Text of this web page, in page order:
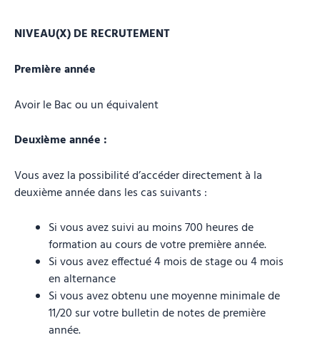
NIVEAU(X) DE RECRUTEMENT
Première année
Avoir le Bac ou un équivalent
Deuxième année :
Vous avez la possibilité d’accéder directement à la
deuxième année dans les cas suivants :
Si vous avez suivi au moins 700 heures de
formation au cours de votre première année.
Si vous avez effectué 4 mois de stage ou 4 mois
en alternance
Si vous avez obtenu une moyenne minimale de
11/20 sur votre bulletin de notes de première
année.